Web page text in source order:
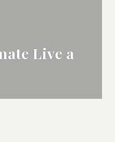
Live a